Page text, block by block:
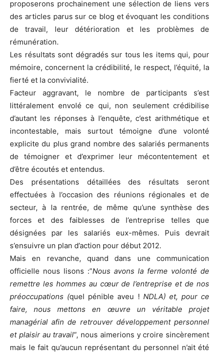
proposerons prochainement une sélection de liens vers
des articles parus sur ce blog et évoquant les conditions
de travail, leur détérioration et les problèmes de
rémunération.
Les résultats sont dégradés sur tous les items qui, pour
mémoire, concernent la crédibilité, le respect, l’équité, la
fierté et la convivialité.
Facteur aggravant, le nombre de participants s’est
littéralement envolé ce qui, non seulement crédibilise
d’autant les réponses à l’enquête, c’est arithmétique et
incontestable, mais surtout témoigne d’une volonté
explicite du plus grand nombre des salariés permanents
de témoigner et d’exprimer leur mécontentement et
d’être écoutés et entendus.
Des présentations détaillées des résultats seront
effectuées à l’occasion des réunions régionales et de
secteur, à la rentrée, de même qu’une synthèse des
forces et des faiblesses de l’entreprise telles que
désignées par les salariés eux-mêmes. Puis devrait
s’ensuivre un plan d’action pour début 2012.
Mais en revanche, quand dans une communication
officielle nous lisons :”Nous avons la ferme volonté de
remettre les hommes au cœur de l’entreprise et de nos
préoccupations (quel pénible aveu ! NDLA) et, pour ce
faire, nous mettons en œuvre un véritable projet
managérial afin de retrouver développement personnel
et plaisir au travail“, nous aimerions y croire sincèrement
mais le fait qu’aucun représentant du personnel n’ait été